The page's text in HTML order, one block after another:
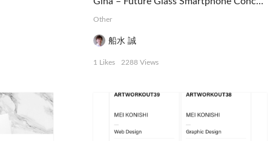
Other
船水 誠
1 Likes 2288 Views